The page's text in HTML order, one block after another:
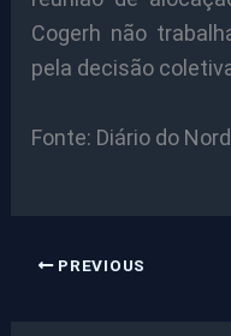
Cogerh não
pela decisão
Fonte: Diário do
PREVIOUS